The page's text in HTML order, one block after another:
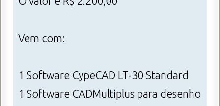
Vem com:
1 Software CypeCAD LT-30 Standard
1 Software CADMultiplus para desenho